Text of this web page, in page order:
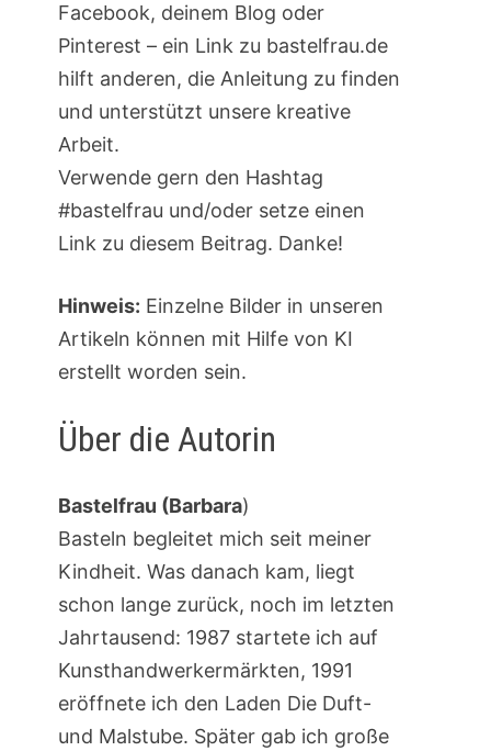
Facebook, deinem Blog oder
Pinterest – ein Link zu bastelfrau.de
hilft anderen, die Anleitung zu finden
und unterstützt unsere kreative
Arbeit.
Verwende gern den Hashtag
#bastelfrau und/oder setze einen
Link zu diesem Beitrag. Danke!
Hinweis: Einzelne Bilder in unseren
Artikeln können mit Hilfe von KI
erstellt worden sein.
Über die Autorin
Bastelfrau (Barbara)
Basteln begleitet mich seit meiner
Kindheit. Was danach kam, liegt
schon lange zurück, noch im letzten
Jahrtausend: 1987 startete ich auf
Kunsthandwerkermärkten, 1991
eröffnete ich den Laden Die Duft-
und Malstube. Später gab ich große